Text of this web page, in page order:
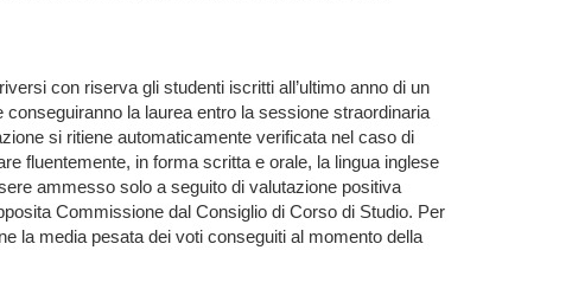
con riserva gli studenti iscritti all’ultimo anno di un
la laurea entro la sessione straordinaria
si ritiene automaticamente verificata nel caso di
fluentemente, in forma scritta e orale, la lingua inglese
ammesso solo a seguito di valutazione positiva
Commissione dal Consiglio di Corso di Studio. Per
la media pesata dei voti conseguiti al momento della